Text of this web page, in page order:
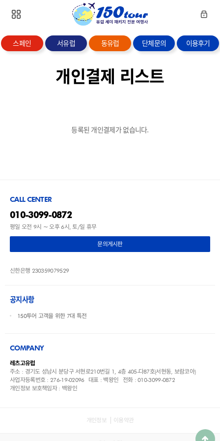
스페인 서유럽 동유럽 단체문의 이용후기
개인결제 리스트
등록된 개인결제가 없습니다.
CALL CENTER
010-3099-0872
평일 오전 9시 ~ 오후 6시, 토/일 휴무
문의게시판
신한은행 230359079529
공지사항
150투어 고객을 위한 7대 특전
COMPANY
레츠고유럽
주소 : 경기도 성남시 분당구 서현로210번길 1, 4층 405-다87호(서현동, 보람코아)
사업자등록번호 : 276-19-02096
대표 : 백왕인
전화 : 010-3099-0872
개인정보 보호책임자 : 백왕인
개인정보 이용약관